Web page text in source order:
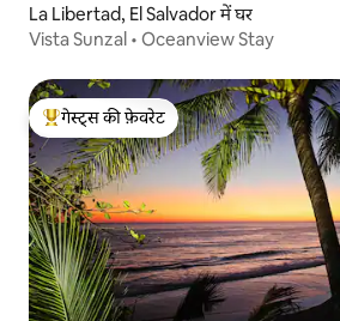
La Libertad, El Salvador में घर
Vista Sunzal • Oceanview Stay
गेस्ट्स का टॉप फ़ेवरेट
गेस्ट्स की फ़ेवरेट